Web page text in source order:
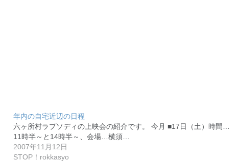
年内の自宅近辺の日程
六ヶ所村ラプソディの上映会の紹介です。 今月 ■17日（土）時間…
11時半～と14時半～、会場…横須…
2007年11月12日
STOP！rokkasyo